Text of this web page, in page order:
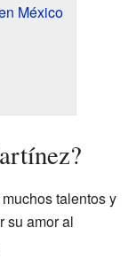
México
talentos y
su amor al